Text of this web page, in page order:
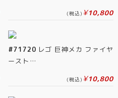
(税込) ¥10,800
#71720 レゴ 巨神メカ ファイヤ
ースト…
(税込) ¥10,800